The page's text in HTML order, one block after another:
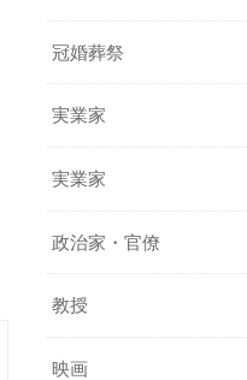
冠婚葬祭
実業家
実業家
政治家・官僚
教授
映画